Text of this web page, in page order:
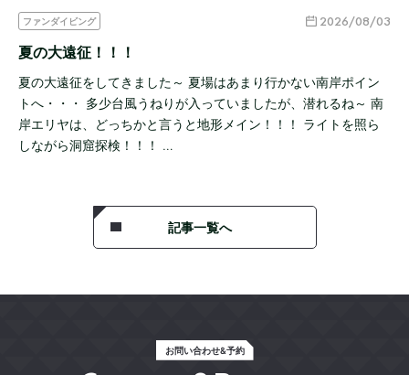
ファンダイビング 2026/08/03
夏の大遠征！！！
夏の大遠征をしてきました～ 夏場はあまり行かない南岸ポイン
トへ・・・ 多少台風うねりが入っていましたが、潜れるね～ 南
岸エリヤは、どっちかと言うと地形メイン！！！ ライトを照ら
しながら洞窟探検！！！ …
記事一覧へ
お問い合わせ&予約